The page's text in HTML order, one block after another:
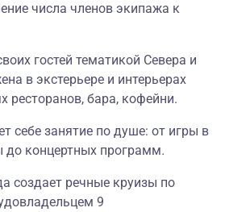
числа членов экипажа к
гостей тематикой Севера и
в экстерьере и интерьерах
ресторанов, бара, кофейни.
себе занятие по душе: от игры в
до концертных программ.
создает речные круизы по
9